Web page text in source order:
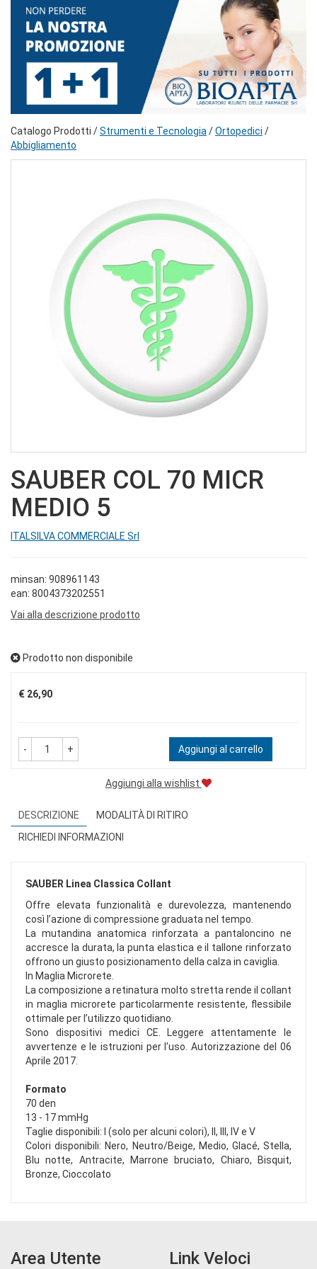
Catalogo Prodotti /Strumenti e Tecnologia /Ortopedici /
Abbigliamento
SAUBER COL 70 MICR
MEDIO 5
ITALSILVA COMMERCIALE Srl
minsan: 908961143
ean: 8004373202551
Vai alla descrizione prodotto
Prodotto non disponibile
Prezzo
€ 26,90
- + Aggiungi al carrello
Aggiungi alla wishlist
DESCRIZIONE
MODALITÀ DI RITIRO
RICHIEDI INFORMAZIONI
SAUBER Linea Classica Collant
Offre elevata funzionalità e durevolezza, mantenendo
così l’azione di compressione graduata nel tempo.
La mutandina anatomica rinforzata a pantaloncino ne
accresce la durata, la punta elastica e il tallone rinforzato
offrono un giusto posizionamento della calza in caviglia.
In Maglia Microrete.
La composizione a retinatura molto stretta rende il collant
in maglia microrete particolarmente resistente, flessibile
ottimale per l’utilizzo quotidiano.
Sono dispositivi medici CE. Leggere attentamente le
avvertenze e le istruzioni per l'uso. Autorizzazione del 06
Aprile 2017.
Formato
70 den
13 - 17 mmHg
Taglie disponibili: I (solo per alcuni colori), II, III, IV e V
Colori disponibili: Nero, Neutro/Beige, Medio, Glacé, Stella,
Blu notte, Antracite, Marrone bruciato, Chiaro, Bisquit,
Bronze, Cioccolato
Area Utente Link Veloci